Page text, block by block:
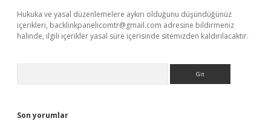
Hukuka ve yasal düzenlemelere aykırı olduğunu düşündüğünüz
içerikleri, backlinkpanelicomtr@gmail.com adresine bildirmeniz
halinde, ilgili içerikler yasal süre içerisinde sitemizden kaldırılacaktır.
Son yorumlar